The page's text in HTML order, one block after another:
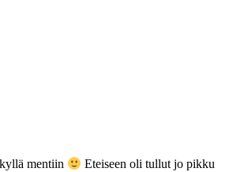
mentiin
Eteiseen oli tullut jo pikku